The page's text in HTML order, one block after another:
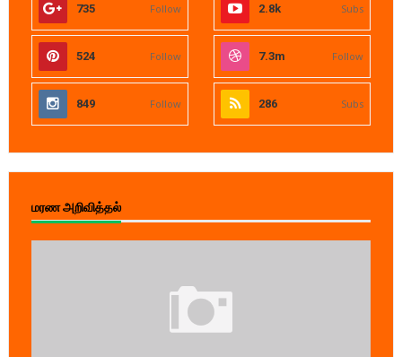
735 Follow 2.8k Subs
524 Follow 7.3m Follow
849 Follow 286 Subs
மரண அறிவித்தல்